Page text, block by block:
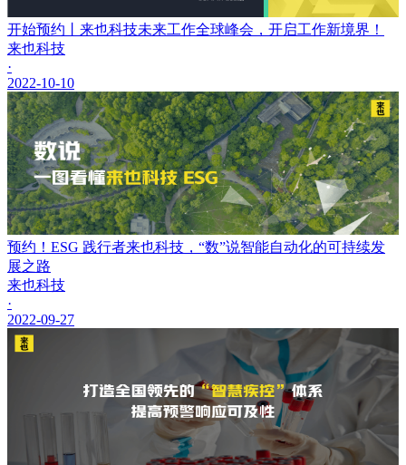
开始预约丨来也科技未来工作全球峰会，开启工作新境界！
来也科技
·
2022-10-10
预约！ESG 践行者来也科技，“数”说智能自动化的可持续发
展之路
来也科技
·
2022-09-27